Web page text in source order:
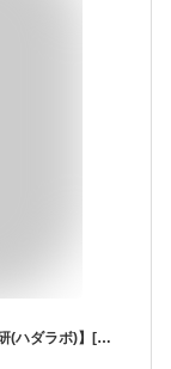
肌研(ハダラボ) 白潤 薬用美白化粧水(170ml)【肌研(ハダラボ)】[トラネキサム酸 シミ そばかす 無着色 無香料]